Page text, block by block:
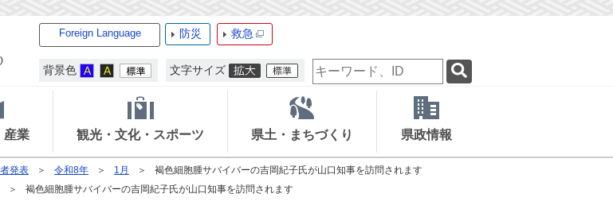
Foreign Language 防災 救急
背景色 文字サイズ
検
索
ー
ー
ド
産業 観光・文化・スポーツ 県土・まちづくり 県政情報
発表 令和8年 1月
褐色細胞腫サバイバーの吉岡紀子氏が山口知事を訪問されます
褐色細胞腫サバイバーの吉岡紀子氏が山口知事を訪問されます